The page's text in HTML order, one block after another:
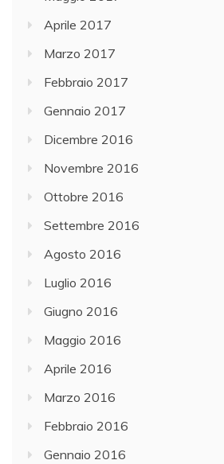
Aprile 2017
Marzo 2017
Febbraio 2017
Gennaio 2017
Dicembre 2016
Novembre 2016
Ottobre 2016
Settembre 2016
Agosto 2016
Luglio 2016
Giugno 2016
Maggio 2016
Aprile 2016
Marzo 2016
Febbraio 2016
Gennaio 2016